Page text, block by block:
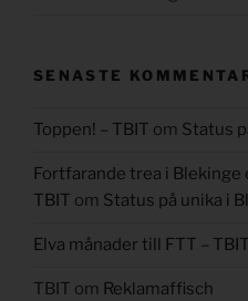
SENASTE
Toppen! – TBIT om Status
Fortfarande trea i
TBIT om Status på unika i
Elva månader till FTT – TBIT
TBIT om Reklamaffisch